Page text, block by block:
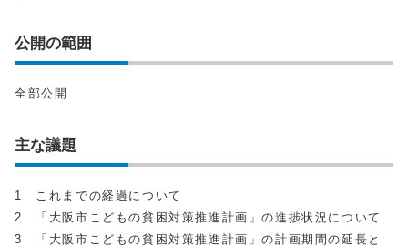
公開の範囲
全部公開
主な議題
1 これまでの経過について
2 「大阪市こどもの貧困対策推進計画」の進捗状況について
3 「大阪市こどもの貧困対策推進計画」の計画期間の延長と